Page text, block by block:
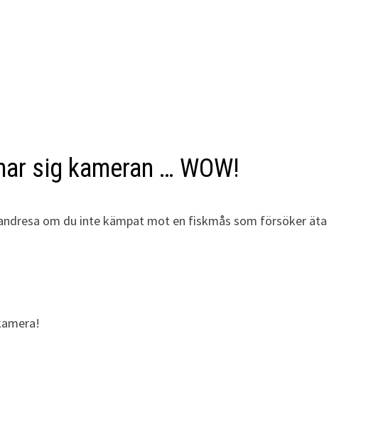
sig kameran … WOW!
om du inte kämpat mot en fiskmås som försöker äta